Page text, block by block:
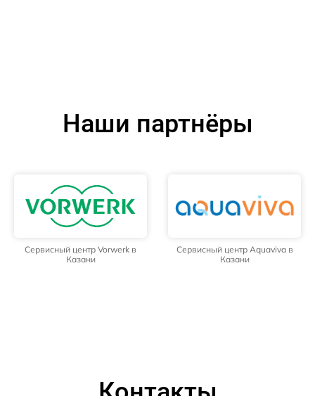
Наши партнёры
Сервисный центр Vorwerk в
Казани
Сервисный центр Aquaviva в
Казани